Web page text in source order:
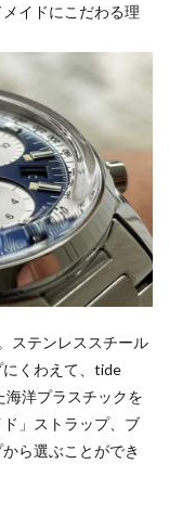
イドにこだわる理
ステンレススチール
くわえて、tide
海洋プラスチックを
」ストラップ、ブ
ら選ぶことができ